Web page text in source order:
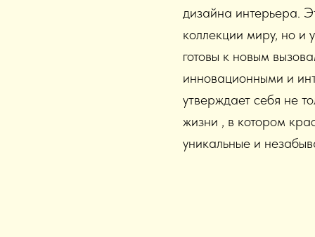
дизайна интерьера.
коллекции миру, но и
готовы к новым
инновационными и
утверждает себя не
жизни , в котором
уникальные и